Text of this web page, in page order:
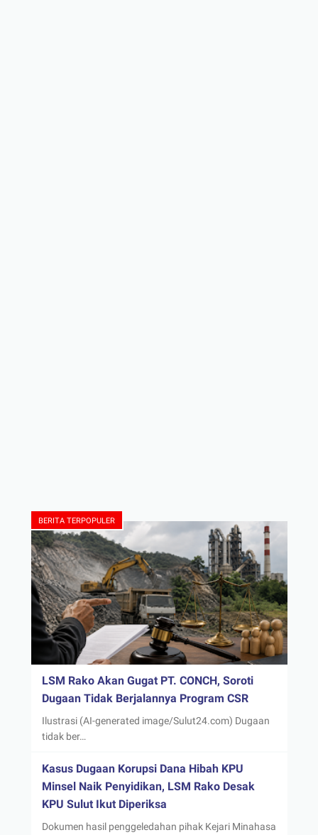
BERITA TERPOPULER
LSM Rako Akan Gugat PT. CONCH, Soroti
Dugaan Tidak Berjalannya Program CSR
Ilustrasi (AI-generated image/Sulut24.com) Dugaan
tidak ber…
Kasus Dugaan Korupsi Dana Hibah KPU
Minsel Naik Penyidikan, LSM Rako Desak
KPU Sulut Ikut Diperiksa
Dokumen hasil penggeledahan pihak Kejari Minahasa